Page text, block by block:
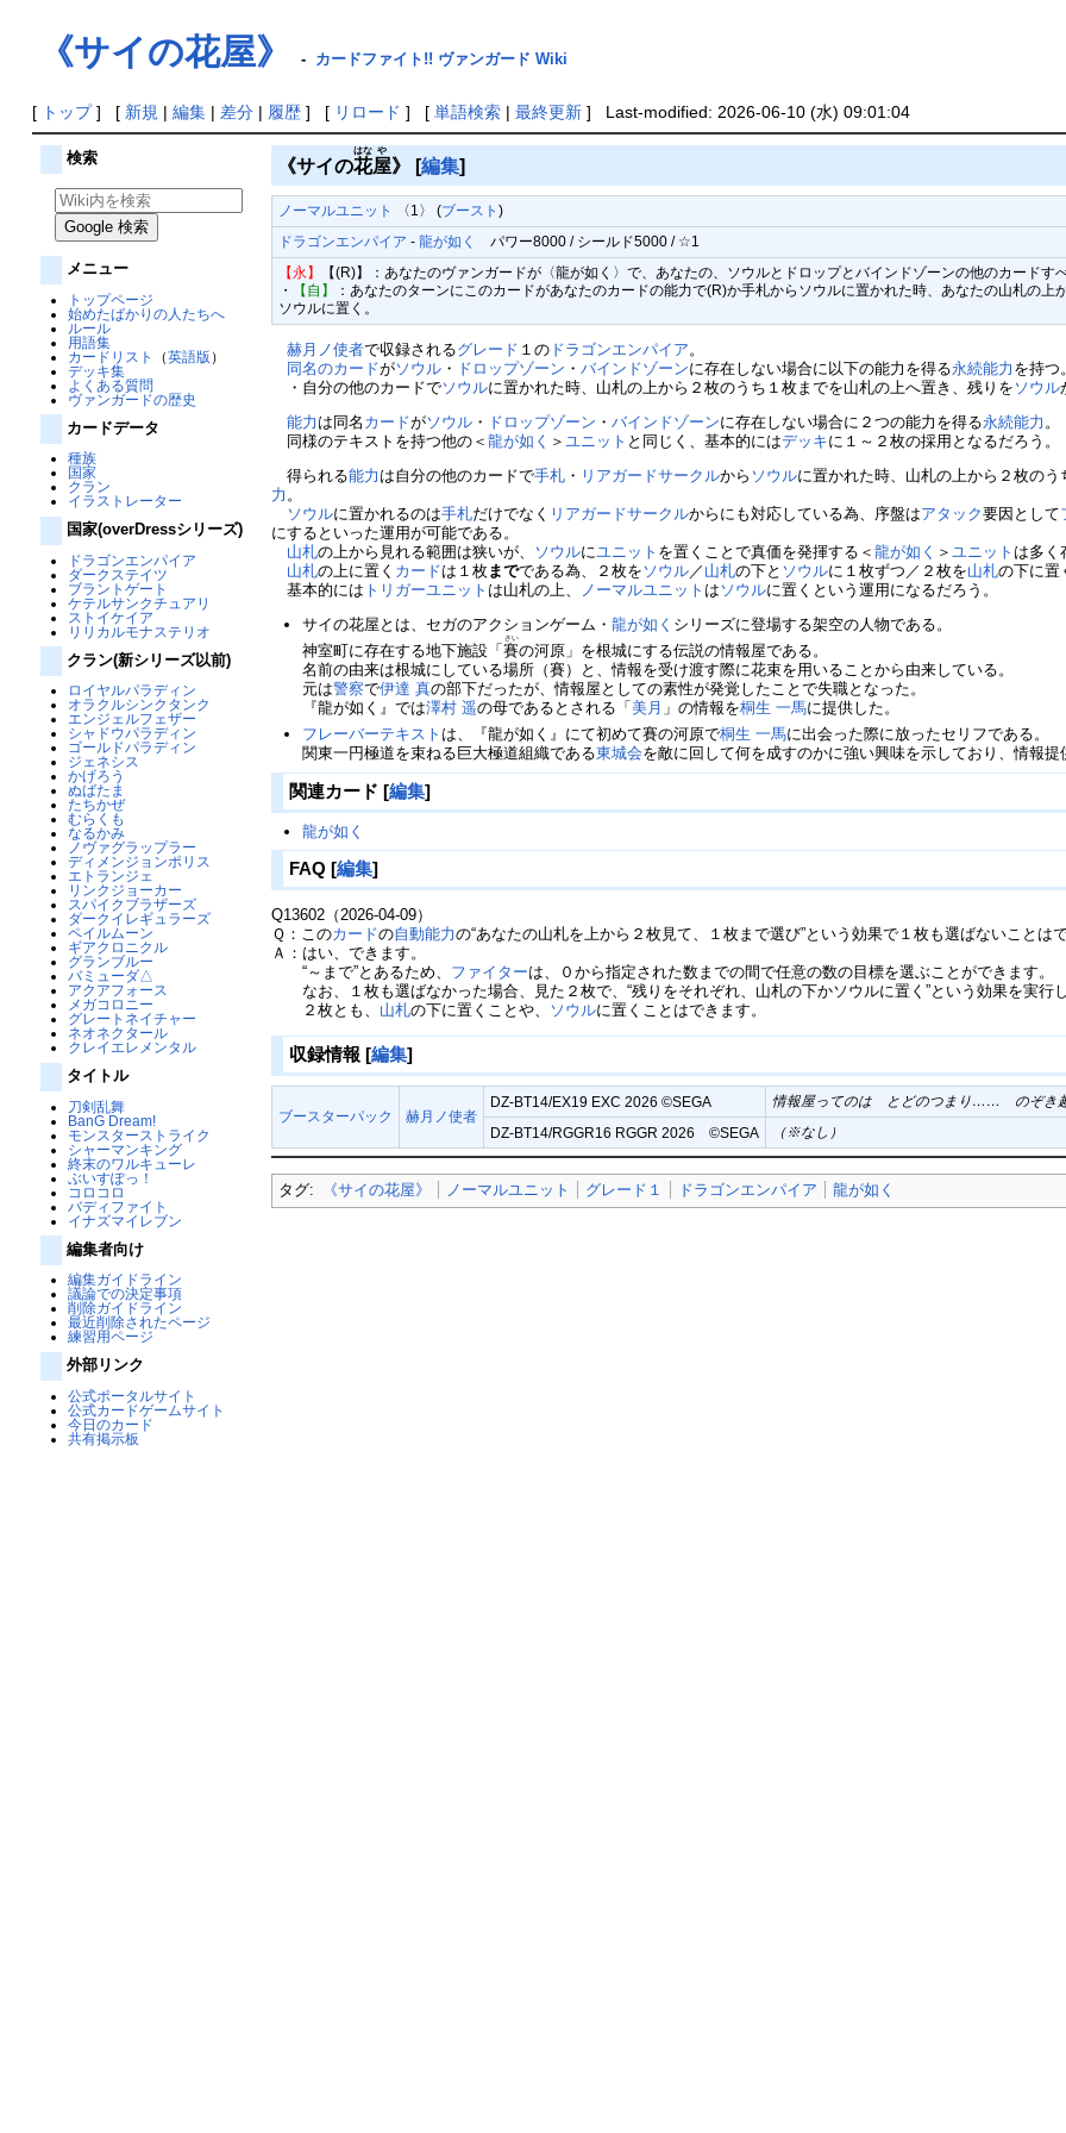
《サイの花屋》 - カードファイト!! ヴァンガード Wiki
[ トップ] [ 新規 | 編集| 差分| 履歴] [ リロード ] [ 単語検索| 最終更新] Last-modified: 2026-06-10 (水) 09:01:04
検索
メニュー
トップページ
始めたばかりの人たちへ
ルール
用語集
カードリスト
（英語版 ）
デッキ集
よくある質問
ヴァンガードの歴史
カードデータ
種族
国家
クラン
イラストレーター
国家(overDressシリーズ)
ドラゴンエンパイア
ダークステイツ
ブラントゲート
ケテルサンクチュアリ
ストイケイア
リリカルモナステリオ
クラン(新シリーズ以前)
ロイヤルパラディン
オラクルシンクタンク
エンジェルフェザー
シャドウパラディン
ゴールドパラディン
ジェネシス
かげろう
ぬばたま
たちかぜ
むらくも
なるかみ
ノヴァグラップラー
ディメンジョンポリス
エトランジェ
リンクジョーカー
スパイクブラザーズ
ダークイレギュラーズ
ペイルムーン
ギアクロニクル
グランブルー
バミューダ△
アクアフォース
メガコロニー
グレートネイチャー
ネオネクタール
クレイエレメンタル
タイトル
刀剣乱舞
BanG Dream!
モンスターストライク
シャーマンキング
終末のワルキューレ
ぶいすぽっ！
コロコロ
バディファイト
イナズマイレブン
編集者向け
編集ガイドライン
議論での決定事項
削除ガイドライン
最近削除されたページ
練習用ページ
外部リンク
公式ポータルサイト
公式カードゲームサイト
今日のカード
共有掲示板
《サイの花
はな
屋
や
》 [編集]
ノーマルユニット 〈1〉 (ブースト)
ドラゴンエンパイア -龍が如く
パワー8000 / シールド5000 / ☆1
【永】
【(R)】：あなたのヴァンガードが〈龍が如く〉で、あなたの、ソウルとドロップとバインドゾーンの他のカード
・
【自】
：あなたのターンにこのカードがあなたのカードの能力で(R)か手札からソウルに置かれた時、あなたの山札の
ソウルに置く。
赫月ノ使者で収録されるグレード １の ドラゴンエンパイア。
同名のカードがソウル ・ ドロップゾーン ・バインドゾーンに存在しない場合に以下の能力を得る永続能力 を持つ
・自分の他のカードでソウルに置かれた時、山札の上から２枚のうち１枚までを山札の上へ置き、残りを ソウル
能力 は同名 カードがソウル ・ ドロップゾーン ・バインドゾーンに存在しない場合に２つの能力を得る永続能力 。
同様のテキストを持つ他の＜龍が如く ＞ユニット と同じく、基本的にはデッキに１～２枚の採用となるだろう。
得られる能力 は自分の他のカードで手札 ・ リアガードサークルから ソウルに置かれた時、山札の上から２枚の
力 。
ソウルに置かれるのは手札だけでなく リアガードサークルからにも対応している為、序盤はアタック要因として
にするといった運用が可能である。
山札の上から見れる範囲は狭いが、 ソウルにユニット を置くことで真価を発揮する＜龍が如く ＞ ユニット は多く
山札の上に置く カードは１枚までである為、２枚を ソウル ／ 山札の下と ソウルに１枚ずつ／２枚を山札の下に置
基本的には トリガーユニット は山札の上、 ノーマルユニット は ソウルに置くという運用になるだろう。
サイの花屋とは、セガのアクションゲーム・龍が如く シリーズに登場する架空の人物である。
神室町に存在する地下施設「賽
さい
の河原」を根城にする伝説の情報屋である。
名前の由来は根城にしている場所（賽）と、情報を受け渡す際に花束を用いることから由来している。
元は警察で伊達 真の部下だったが、情報屋としての素性が発覚したことで失職となった。
『龍が如く』では澤村 遥の母であるとされる「美月 」の情報を桐生 一馬に提供した。
フレーバーテキスト は、『龍が如く』にて初めて賽の河原で桐生 一馬に出会った際に放ったセリフである。
関東一円極道を束ねる巨大極道組織である東城会を敵に回して何を成すのかに強い興味を示しており、情報
関連カード [編集]
龍が如く
FAQ [編集]
Q13602（2026-04-09）
Ｑ：このカードの自動能力の“あなたの山札を上から２枚見て、１枚まで選び”という効果で１枚も選ばないことは
Ａ：はい、できます。
“～まで”とあるため、 ファイターは、０から指定された数までの間で任意の数の目標を選ぶことができます。
なお、１枚も選ばなかった場合、見た２枚で、“残りをそれぞれ、山札の下かソウルに置く”という効果を実行
２枚とも、 山札の下に置くことや、 ソウルに置くことはできます。
収録情報 [編集]
ブースターパック 赫月ノ使者
DZ-BT14/EX19 EXC 2026 ©SEGA 情報屋ってのは とどのつまり…… のぞき
DZ-BT14/RGGR16 RGGR 2026 ©SEGA （※なし）
タグ: 《サイの花屋》 ノーマルユニット グレード１ ドラゴンエンパイア 龍が如く